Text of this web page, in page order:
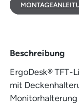
Beschreibung
ErgoDesk® TFT-
mit